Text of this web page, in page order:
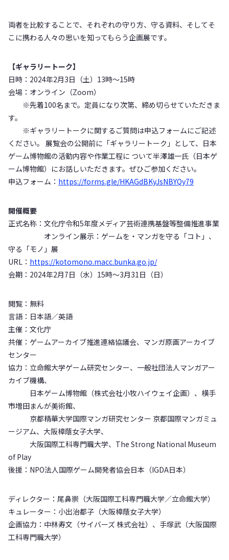
両者を比較することで、それぞれの守り方、守る資料、そしてそ
こに携わる人々の思いを知ってもらう企画展です。
【ギャラリートーク】
日時：2024年2月3日（土）13時〜15時
会場：オンライン（Zoom）
※先着100名まで。定員になり次第、締め切らせていただきま
す。
※ギャラリートークに関するご質問は申込フォームにご記述
ください。 展覧会の公開前に「ギャラリートーク」として、日本
ゲーム博物館の活動内容や作業工程に ついて半澤雄一氏（日本ゲ
ーム博物館）にお話しいただきます。ぜひご参加ください。
申込フォーム： https://forms.gle/HKAGdBKyJsNBYQy79
開催概要
正式名称：文化庁令和5年度メディア芸術連携基盤等整備推進事業
オンライン展示：ゲームを・マンガを守る「コト」、
守る「モノ」展
URL： https://kotomono.macc.bunka.go.jp/
会期：2024年2月7日（水）15時〜3月31日（日）
閲覧：無料
言語：日本語／英語
主催：文化庁
共催：ゲームアーカイブ推進連絡協議会、マンガ原画アーカイブ
センター
協力：立命館大学ゲーム研究センター、一般社団法人マンガアー
カイブ機構、
日本ゲーム博物館（株式会社小牧ハイウェイ企画）、横手
市増田まんが美術館、
京都精華大学国際マンガ研究センター 京都国際マンガミュ
ージアム、大阪樟蔭女子大学、
大阪国際工科専門職大学、The Strong National Museum
of Play
後援：NPO法人国際ゲーム開発者協会日本（IGDA日本）
ディレクター：尾鼻崇（大阪国際工科専門職大学／立命館大学）
キュレーター：小出治都子（大阪樟蔭女子大学）
企画協力：中林寿文（サイバーズ 株式会社）、手塚武（大阪国際
工科専門職大学）